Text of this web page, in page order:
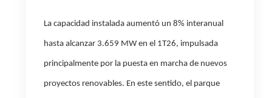
La capacidad instalada aumentó un 8% interanual
hasta alcanzar 3.659 MW en el 1T26, impulsada
principalmente por la puesta en marcha de nuevos
proyectos renovables. En este sentido, el parque